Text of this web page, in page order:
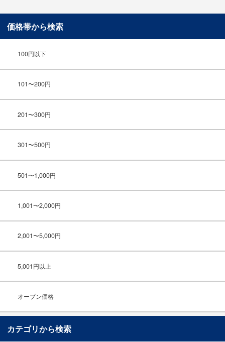
価格帯から検索
100円以下
101〜200円
201〜300円
301〜500円
501〜1,000円
1,001〜2,000円
2,001〜5,000円
5,001円以上
オープン価格
カテゴリから検索